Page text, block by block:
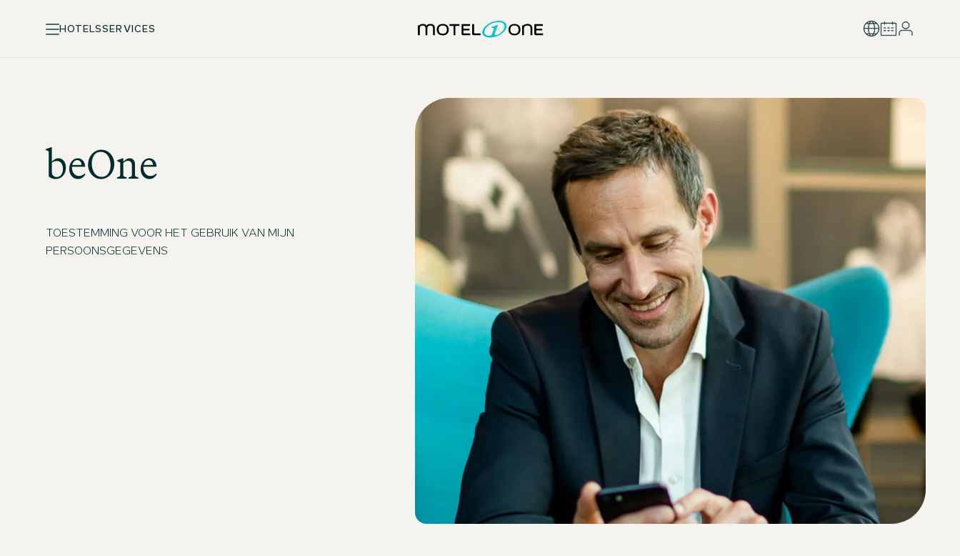
HOTELSSERVICES
beOne
TOESTEMMING VOOR HET GEBRUIK VAN MIJN
PERSOONSGEGEVENS